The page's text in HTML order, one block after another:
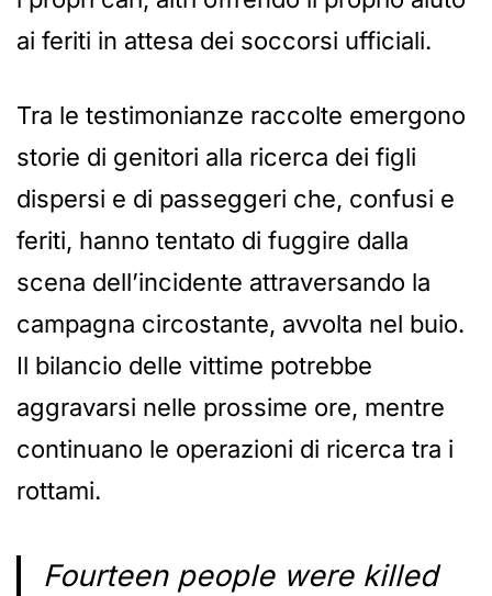
ai feriti in attesa dei soccorsi ufficiali.
Tra le testimonianze raccolte emergono
storie di genitori alla ricerca dei figli
dispersi e di passeggeri che, confusi e
feriti, hanno tentato di fuggire dalla
scena dell’incidente attraversando la
campagna circostante, avvolta nel buio.
Il bilancio delle vittime potrebbe
aggravarsi nelle prossime ore, mentre
continuano le operazioni di ricerca tra i
rottami.
Fourteen people were killed